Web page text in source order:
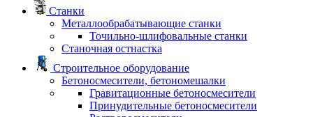
Станки
Металлообрабатывающие станки
Точильно-шлифовальные станки
Станочная остнастка
Строительное оборудование
Бетоносмесители, бетономешалки
Гравитационные бетоносмесители
Принудительные бетоносмесители